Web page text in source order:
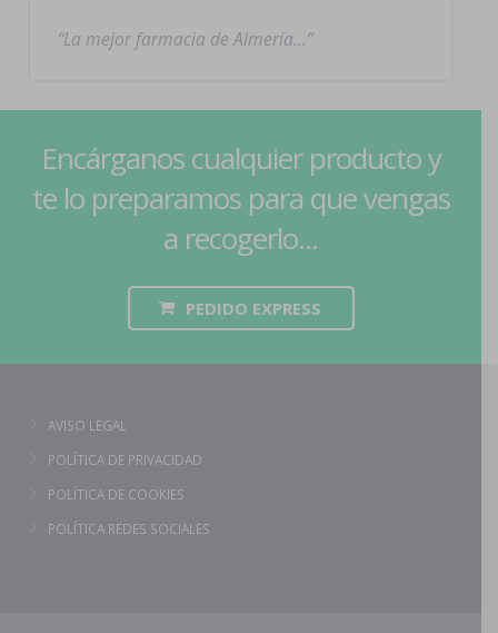
La mejor farmacia de Almería…
Encárganos cualquier producto y
te lo preparamos para que vengas
a recogerlo...
PEDIDO EXPRESS
AVISO LEGAL
POLÍTICA DE PRIVACIDAD
POLÍTICA DE COOKIES
POLÍTICA REDES SOCIALES